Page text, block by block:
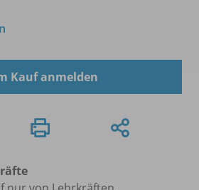
Kauf anmelden